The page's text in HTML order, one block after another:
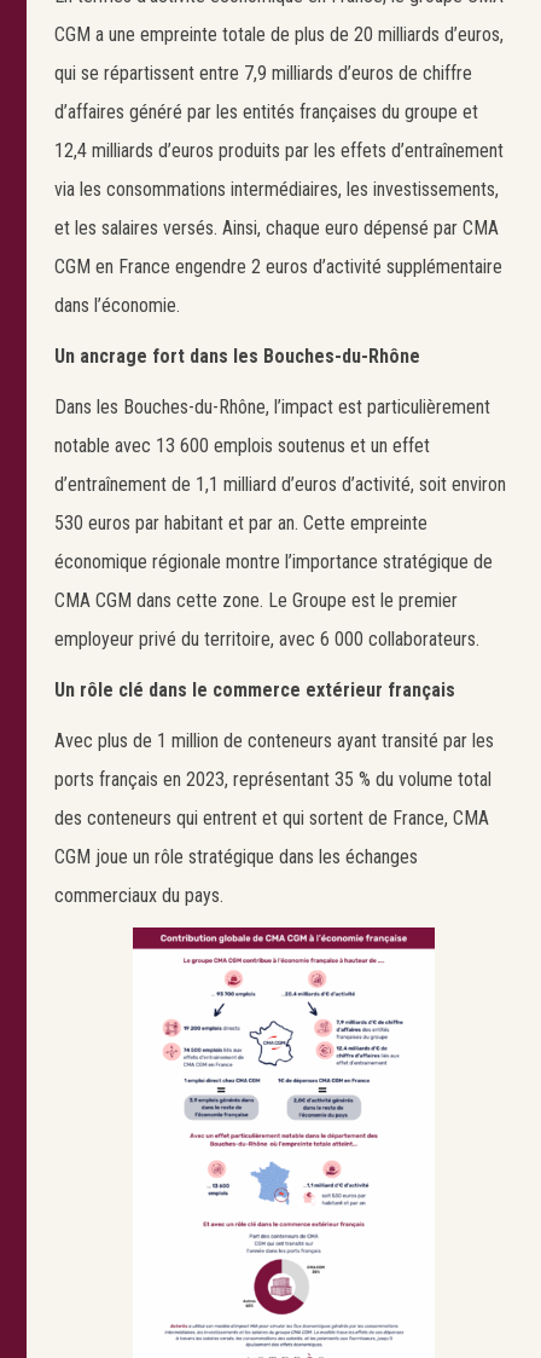
CGM a une empreinte totale de plus de 20 milliards d’euros,
qui se répartissent entre 7,9 milliards d’euros de chiffre
d’affaires généré par les entités françaises du groupe et
12,4 milliards d’euros produits par les effets d’entraînement
via les consommations intermédiaires, les investissements,
et les salaires versés. Ainsi, chaque euro dépensé par CMA
CGM en France engendre 2 euros d’activité supplémentaire
dans l’économie.
Un ancrage fort dans les Bouches-du-Rhône
Dans les Bouches-du-Rhône, l’impact est particulièrement
notable avec 13 600 emplois soutenus et un effet
d’entraînement de 1,1 milliard d’euros d’activité, soit environ
530 euros par habitant et par an. Cette empreinte
économique régionale montre l’importance stratégique de
CMA CGM dans cette zone. Le Groupe est le premier
employeur privé du territoire, avec 6 000 collaborateurs.
Un rôle clé dans le commerce extérieur français
Avec plus de 1 million de conteneurs ayant transité par les
ports français en 2023, représentant 35 % du volume total
des conteneurs qui entrent et qui sortent de France, CMA
CGM joue un rôle stratégique dans les échanges
commerciaux du pays.
Search